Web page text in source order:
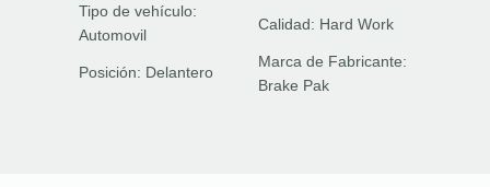
Tipo de vehículo:
Automovil
Posición: Delantero
Calidad: Hard Work
Marca de Fabricante:
Brake Pak